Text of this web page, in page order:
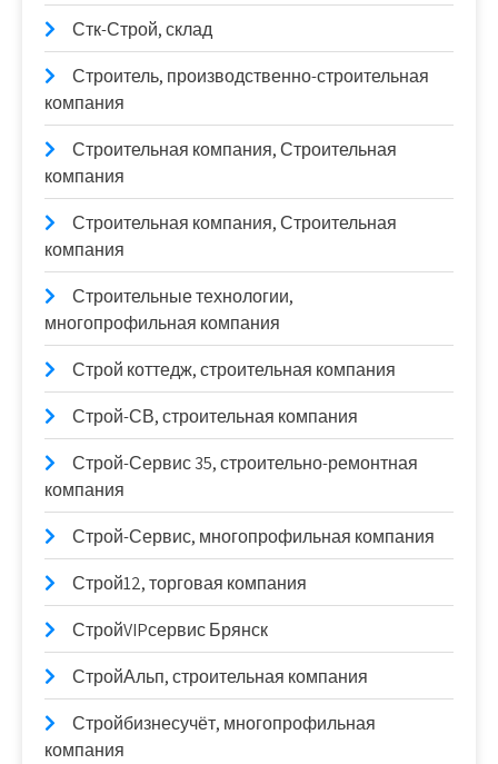
Стк-Строй, склад
Строитель, производственно-строительная
компания
Строительная компания, Строительная
компания
Строительная компания, Строительная
компания
Строительные технологии,
многопрофильная компания
Строй коттедж, строительная компания
Строй-СВ, строительная компания
Строй-Сервис 35, строительно-ремонтная
компания
Строй-Сервис, многопрофильная компания
Строй12, торговая компания
СтройVIPсервис Брянск
СтройАльп, строительная компания
Стройбизнесучёт, многопрофильная
компания